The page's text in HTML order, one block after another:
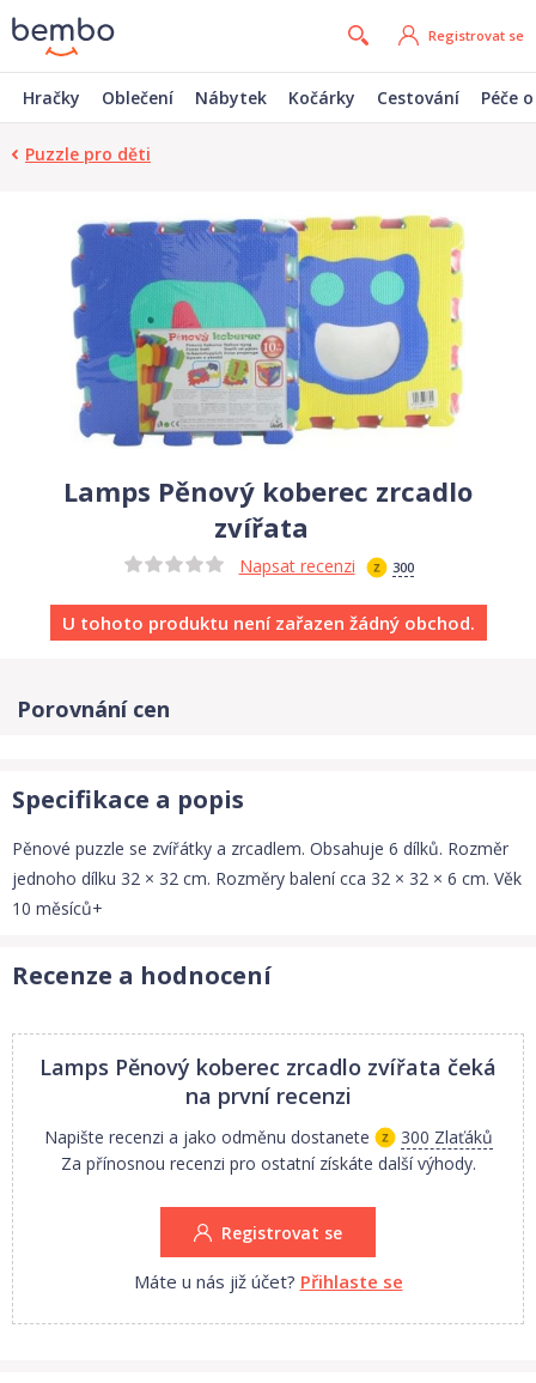
Registrovat se
Hračky Oblečení Nábytek Kočárky Cestování Péče
Puzzle pro děti
Lamps Pěnový koberec zrcadlo
zvířata
Napsat recenzi 300
U tohoto produktu není zařazen žádný obchod.
Porovnání cen
Specifikace a popis
Pěnové puzzle se zvířátky a zrcadlem. Obsahuje 6 dílků. Rozměr
jednoho dílku 32 × 32 cm. Rozměry balení cca 32 × 32 × 6 cm. Věk
10 měsíců+
Recenze a hodnocení
Lamps Pěnový koberec zrcadlo zvířata čeká
na první recenzi
Napište recenzi a jako odměnu dostanete
300 Zlaťáků
Za přínosnou recenzi pro ostatní získáte další výhody.
Registrovat se
Máte u nás již účet? Přihlaste se